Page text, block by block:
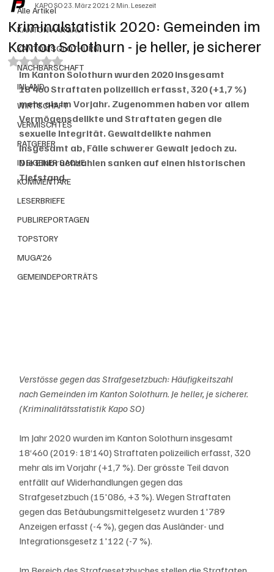
Alle Artikel
KANTON AARGAU
KANTON SOLOTHURN
NACHBARSCHAFT
INLAND
WIRTSCHAFT
VERMISCHTES
RATGEBER
IN EIGENER SACHE
KOMMENTARE
LESERBRIEFE
PUBLIREPORTAGEN
TOPSTORY
MUGA'26
GEMEINDEPORTRÄTS
Kriminalstatistik 2020: Gemeinden im
Kanton Solothurn - je heller, je sicherer
KAPO SO23. März 20212 Min. Lesezeit
Mit NaN von 5 Sternen bewertet.
Im Kanton Solothurn wurden 2020 insgesamt
18'460 Straftaten polizeilich erfasst, 320 (+1,7 %)
mehr als im Vorjahr. Zugenommen haben vor allem
Vermögensdelikte und Straftaten gegen die
sexuelle Integrität. Gewaltdelikte nahmen
insgesamt ab, Fälle schwerer Gewalt jedoch zu.
Die Einbruchzahlen sanken auf einen historischen
Tiefstand.
Verstösse gegen das Strafgesetzbuch: Häufigkeitszahl
nach Gemeinden im Kanton Solothurn. Je heller, je sicherer.
(Kriminalitätsstatistik Kapo SO)
Im Jahr 2020 wurden im Kanton Solothurn insgesamt
18‘460 (2019: 18‘140) Straftaten polizeilich erfasst, 320
mehr als im Vorjahr (+1,7 %). Der grösste Teil davon
entfällt auf Widerhandlungen gegen das
Strafgesetzbuch (15'086, +3 %). Wegen Straftaten
gegen das Betäubungsmittelgesetz wurden 1'789
Anzeigen erfasst (-4 %), gegen das Ausländer- und
Integrationsgesetz 1'122 (-7 %).